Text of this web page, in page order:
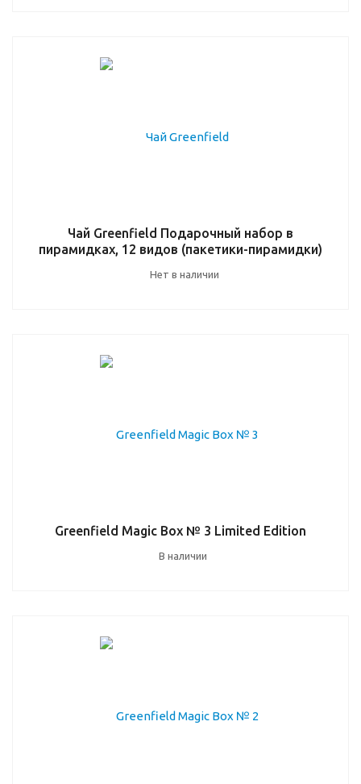
Чай Greenfield Подарочный набор в
пирамидках, 12 видов (пакетики-пирамидки)
Нет в наличии
Greenfield Magic Box № 3 Limited Edition
В наличии